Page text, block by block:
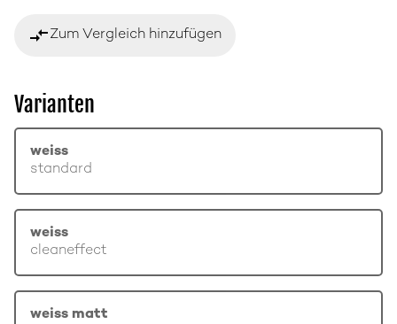
compare_arrowsZum Vergleich hinzufügen
Varianten
weiss
standard
weiss
cleaneffect
weiss matt